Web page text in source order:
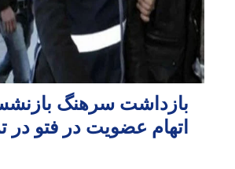
بازداشت سرهنگ
اتهام عضویت در فتو در